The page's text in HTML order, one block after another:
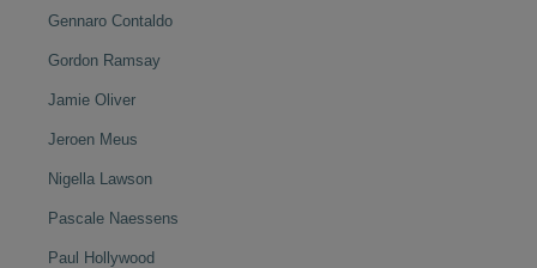
Gennaro Contaldo
Gordon Ramsay
Jamie Oliver
Jeroen Meus
Nigella Lawson
Pascale Naessens
Paul Hollywood